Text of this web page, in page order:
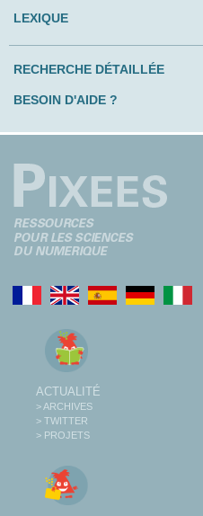
LEXIQUE
RECHERCHE DÉTAILLÉE
BESOIN D'AIDE ?
ACTUALITÉ
> ARCHIVES
> TWITTER
> PROJETS